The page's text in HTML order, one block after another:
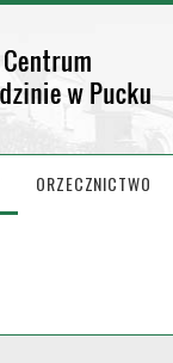
ORZECZNICTWO